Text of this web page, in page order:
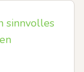
sinnvolles